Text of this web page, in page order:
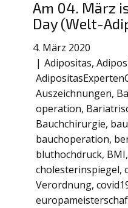
Am 04. März
Day (Welt-
4. März 2020
Adipositas,
Auszeichnungen,
operation,
Bauchchirurgie,
bauchoperation,
bluthochdruck, BMI,
cholesterinspiegel,
Verordnung,